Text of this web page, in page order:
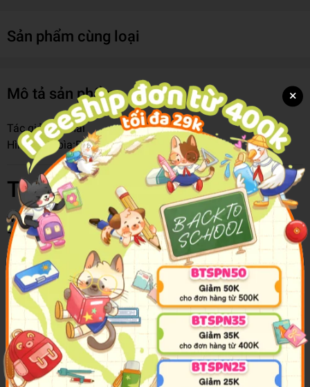
Sản phẩm cùng loại
Mô tả sản phẩm
Tác giả:Đào Hải
Hình thức bìa:Bìa Mềm
Thông tin chi tiết
Mã hàng
8935244824391
Tên Nhà Cung Cấp
Nhà Xuất Bản Kim Đồng
Tác giả
Đào Hải
NXB
NXB Kim Đồng
Năm XB
2019
Trọng lượng (gr)
200
Kích Thước Bao Bì 14.5 x 20.5
Số trang
172
Hình thức
Bìa Mềm
Sản phẩm bán
Top 100 sản phẩm Truyện Đọc Thiếu Nhi bán
×